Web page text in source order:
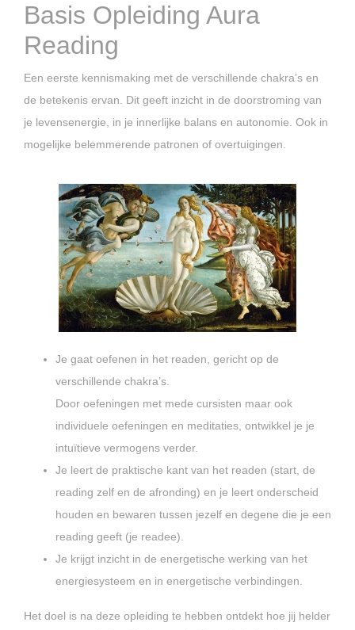
Basis Opleiding Aura
Reading
Een eerste kennismaking met de verschillende chakra’s en
de betekenis ervan. Dit geeft inzicht in de doorstroming van
je levensenergie, in je innerlijke balans en autonomie. Ook in
mogelijke belemmerende patronen of overtuigingen.
Je gaat oefenen in het readen, gericht op de
verschillende chakra’s.
Door oefeningen met mede cursisten maar ook
individuele oefeningen en meditaties, ontwikkel je je
intuïtieve vermogens verder.
Je leert de praktische kant van het readen (start, de
reading zelf en de afronding) en je leert onderscheid
houden en bewaren tussen jezelf en degene die je een
reading geeft (je readee).
Je krijgt inzicht in de energetische werking van het
energiesysteem en in energetische verbindingen.
Het doel is na deze opleiding te hebben ontdekt hoe jij helder